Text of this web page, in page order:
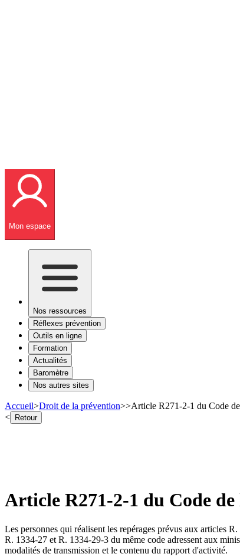
Mon espace
Nos ressources
Réflexes prévention
Outils en ligne
Formation
Actualités
Baromètre
Nos autres sites
Accueil>Droit de la prévention>>Article R271-2-1 du Code
< Retour
Article R271-2-1 du Code
Les personnes qui réalisent les repérages prévus aux articles
R. 1334-27 et R. 1334-29-3 du même code adressent aux
modalités de transmission et le contenu du rapport d'activité.